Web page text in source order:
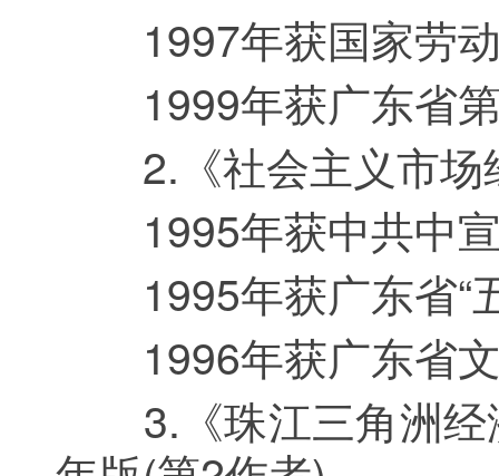
1997年获国家劳动
1999年获广东省第
2.《社会主义市场
1995年获中共中宣
1995年获广东省“
1996年获广东省文
3.《珠江三角洲经